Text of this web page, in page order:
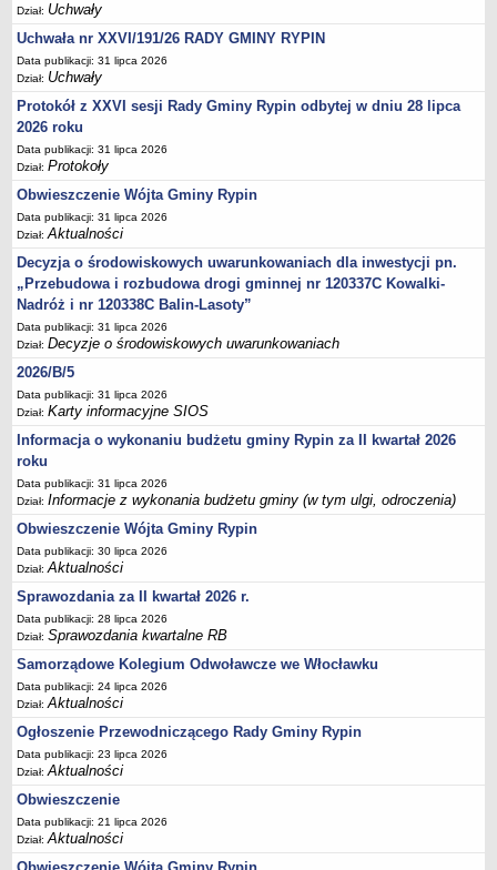
Majątek jednostek organizacyjnych
Dług publiczny
Realizacja inwestycji
Sprawozdania z wykonania budżetu
Sprawozdania kwartalne RB
Sprawozdania finansowe
Informacje z wykonania budżetu gminy (w tym ulgi, odroczenia)
Interpretacje indywidualne
SPRAWY DO ZAŁATWIENIA
BUDOWA PRZYDOMOWYCH OCZYSZCZALNI ŚCIEKÓW -
DOFINANSOWANIE
Wykaz spraw
Podania, wnioski, skargi i petycje
Zaświadczenia
Ewidencja ludności - obowiązek meldunkowy
Rejestry i ewidencje
Dowody osobiste
Udostępnianie informacji publicznej
Ewidencja działalności gospodarczej
Podziały nieruchomości
Ochrona środowiska
Dodatki mieszkaniowe
Świadczenia rodzinne, Fundusz alimentacyjny
Stypendia szkolne
Podatki i opłaty lokalne
Młodociani pracownicy
ePUAP - składanie dokumentów przez internet
Wydanie warunków na zjazd z drogi gminnej
Zezwolenie na usunięcie drzewa
Wniosek o ustalenie warunków zabudowy/o ustalenie lokalizacji
Dział: Uchwały
Uchwała nr XXVI/191/26 RADY GMINY RYPIN
Data publikacji: 31 lipca 2026
Dział: Uchwały
Protokół z XXVI sesji Rady Gminy Rypin odbytej w dniu 28 lipca
2026 roku
Data publikacji: 31 lipca 2026
Dział:Protokoły
Obwieszczenie Wójta Gminy Rypin
Data publikacji: 31 lipca 2026
Dział:Aktualności
Decyzja o środowiskowych uwarunkowaniach dla inwestycji pn.
„Przebudowa i rozbudowa drogi gminnej nr 120337C Kowalki-
Nadróż i nr 120338C Balin-Lasoty”
Data publikacji: 31 lipca 2026
Dział:Decyzje o środowiskowych uwarunkowaniach
2026/B/5
Data publikacji: 31 lipca 2026
Dział:Karty informacyjne SIOS
Informacja o wykonaniu budżetu gminy Rypin za II kwartał 2026
roku
Data publikacji: 31 lipca 2026
Dział:Informacje z wykonania budżetu gminy (w tym ulgi, odroczenia)
Obwieszczenie Wójta Gminy Rypin
Data publikacji: 30 lipca 2026
Dział:Aktualności
Sprawozdania za II kwartał 2026 r.
Data publikacji: 28 lipca 2026
Dział:Sprawozdania kwartalne RB
Samorządowe Kolegium Odwoławcze we Włocławku
Data publikacji: 24 lipca 2026
Dział:Aktualności
Ogłoszenie Przewodniczącego Rady Gminy Rypin
Data publikacji: 23 lipca 2026
Dział:Aktualności
Obwieszczenie
Data publikacji: 21 lipca 2026
Dział:Aktualności